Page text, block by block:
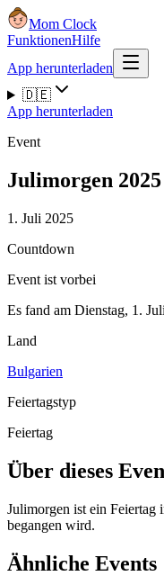
Mom Clock
FunktionenHilfe
App herunterladen
🇩🇪
App herunterladen
Event
Julimorgen 2025
1. Juli 2025
Countdown
Event ist vorbei
Es fand am Dienstag, 1.
Land
Bulgarien
Feiertagstyp
Feiertag
Über dieses
Julimorgen ist ein Feiertag
begangen wird.
Ähnliche Events